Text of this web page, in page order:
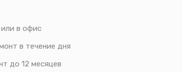
в офис
в течение дня
до 12 месяцев